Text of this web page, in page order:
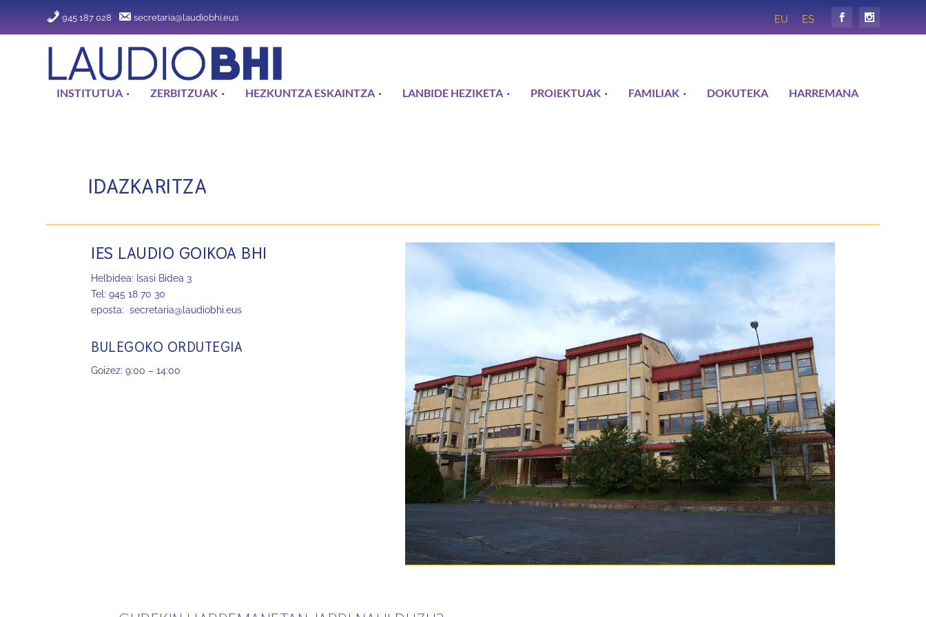
945 187 028 secretaria@laudiobhi.eus EU ES
INSTITUTUA ZERBITZUAK HEZKUNTZA ESKAINTZA LANBIDE HEZIKETA PROIEKTUAK FAMILIAK DOKUTEKA HARREMANA
IDAZKARITZA
IES LAUDIO GOIKOA BHI
Helbidea: Isasi Bidea 3
Tel: 945 18 70 30
eposta: secretaria@laudiobhi.eus
BULEGOKO ORDUTEGIA
Goizez: 9:00 – 14:00